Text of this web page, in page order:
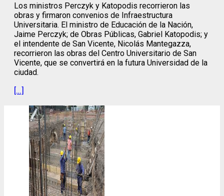
Los ministros Perczyk y Katopodis recorrieron las
obras y firmaron convenios de Infraestructura
Universitaria. El ministro de Educación de la Nación,
Jaime Perczyk; de Obras Públicas, Gabriel Katopodis; y
el intendente de San Vicente, Nicolás Mantegazza,
recorrieron las obras del Centro Universitario de San
Vicente, que se convertirá en la futura Universidad de la
ciudad.
[…]